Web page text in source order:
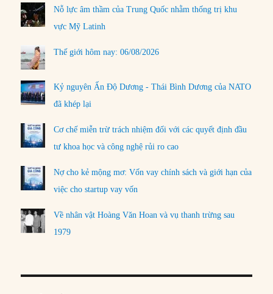
Nỗ lực âm thầm của Trung Quốc nhằm thống trị khu
vực Mỹ Latinh
Thế giới hôm nay: 06/08/2026
Kỷ nguyên Ấn Độ Dương - Thái Bình Dương của NATO
đã khép lại
Cơ chế miễn trừ trách nhiệm đối với các quyết định đầu
tư khoa học và công nghệ rủi ro cao
Nợ cho kẻ mộng mơ: Vốn vay chính sách và giới hạn của
việc cho startup vay vốn
Về nhân vật Hoàng Văn Hoan và vụ thanh trừng sau
1979